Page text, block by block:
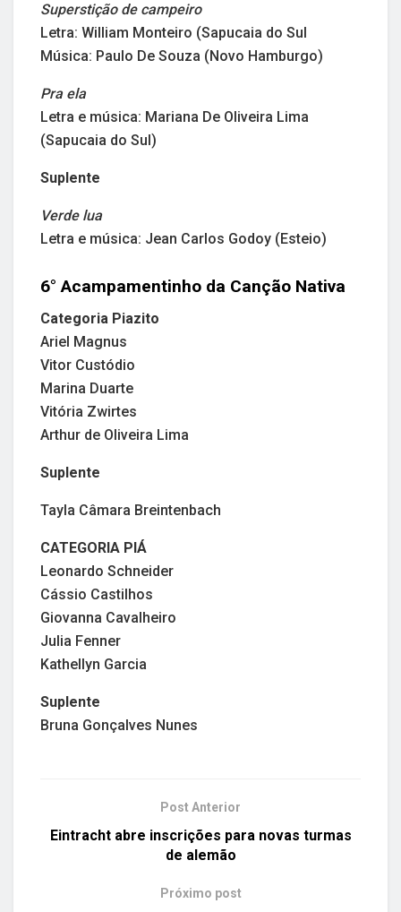
Superstição de campeiro
Letra: William Monteiro (Sapucaia do Sul
Música: Paulo De Souza (Novo Hamburgo)
Pra ela
Letra e música: Mariana De Oliveira Lima
(Sapucaia do Sul)
Suplente
Verde lua
Letra e música: Jean Carlos Godoy (Esteio)
6° Acampamentinho da Canção Nativa
Categoria Piazito
Ariel Magnus
Vitor Custódio
Marina Duarte
Vitória Zwirtes
Arthur de Oliveira Lima
Suplente
Tayla Câmara Breintenbach
CATEGORIA PIÁ
Leonardo Schneider
Cássio Castilhos
Giovanna Cavalheiro
Julia Fenner
Kathellyn Garcia
Suplente
Bruna Gonçalves Nunes
Post Anterior
Eintracht abre inscrições para novas turmas
de alemão
Próximo post